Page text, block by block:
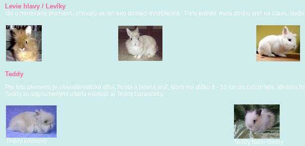
Levie hlavy / Levíky
Ide o neuznané plemeno, chovajú sa len ako domáci miláčikovia. Tieto králiky majú dlhšiu srsť na hlave,
Teddy
Pre toto plemeno je charakteristická dlhá, hustá a jemná srsť, ktorá má dĺžku 6 - 10 cm po celom tele.
Teddy so vzpriamenými ušami existujú aj Teddy barančeky.
Teddy krémový Teddy bielo-čierny